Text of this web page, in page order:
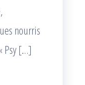
nourris
Psy […]